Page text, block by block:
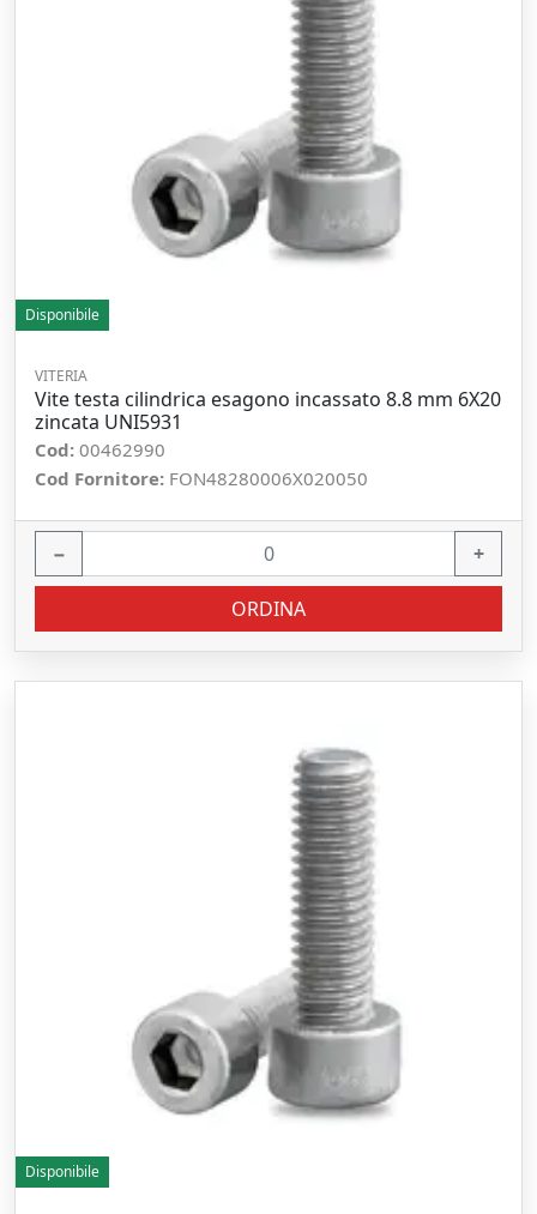
Disponibile
VITERIA
Vite testa cilindrica esagono incassato 8.8 mm 6X20
zincata UNI5931
Cod: 00462990
Cod Fornitore: FON48280006X020050
− +
ORDINA
Disponibile